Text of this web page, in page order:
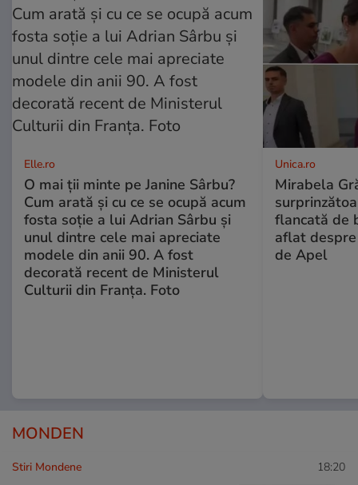
Elle.ro
O mai ții minte pe Janine Sârbu?
Cum arată și cu ce se ocupă acum
fosta soție a lui Adrian Sârbu și
unul dintre cele mai apreciate
modele din anii 90. A fost
decorată recent de Ministerul
Culturii din Franța. Foto
Unica.ro
Mirabela
flancată de
aflat
de Apel
MONDEN
Stiri Mondene 18:20